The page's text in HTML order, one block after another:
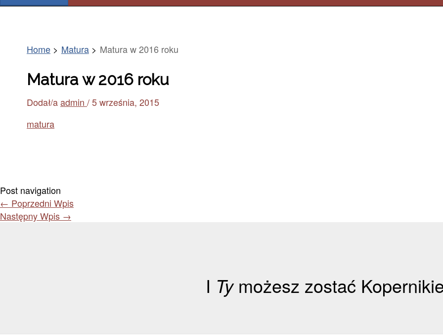
Home Matura Matura w 2016 roku
Matura w 2016 roku
Dodał/aadmin /5 września, 2015
matura
Post navigation
← Poprzedni Wpis
Następny Wpis →
I Tymożesz zostać